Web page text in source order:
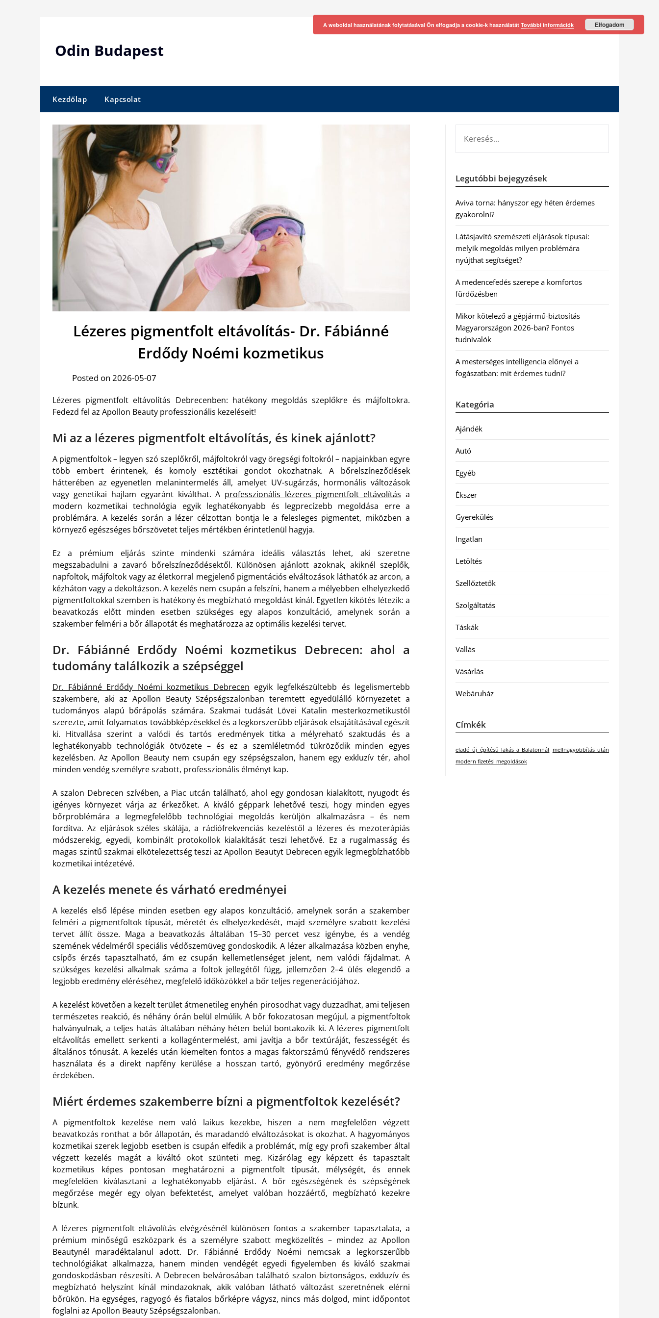
Odin Budapest
Kezdőlap Kapcsolat
Lézeres pigmentfolt eltávolítás- Dr. Fábiánné
Erdődy Noémi kozmetikus
Posted on 2026-05-07
Lézeres pigmentfolt eltávolítás Debrecenben: hatékony megoldás szeplőkre és májfoltokra.
Fedezd fel az Apollon Beauty professzionális kezeléseit!
Mi az a lézeres pigmentfolt eltávolítás, és kinek ajánlott?
A pigmentfoltok – legyen szó szeplőkről, májfoltokról vagy öregségi foltokról – napjainkban egyre
több embert érintenek, és komoly esztétikai gondot okozhatnak. A bőrelszíneződések
hátterében az egyenetlen melanintermelés áll, amelyet UV-sugárzás, hormonális változások
vagy genetikai hajlam egyaránt kiválthat. A professzionális lézeres pigmentfolt eltávolítás a
modern kozmetikai technológia egyik leghatékonyabb és legprecízebb megoldása erre a
problémára. A kezelés során a lézer célzottan bontja le a felesleges pigmentet, miközben a
környező egészséges bőrszövetet teljes mértékben érintetlenül hagyja.
Ez a prémium eljárás szinte mindenki számára ideális választás lehet, aki szeretne
megszabadulni a zavaró bőrelszíneződésektől. Különösen ajánlott azoknak, akiknél szeplők,
napfoltok, májfoltok vagy az életkorral megjelenő pigmentációs elváltozások láthatók az arcon, a
kézháton vagy a dekoltázson. A kezelés nem csupán a felszíni, hanem a mélyebben elhelyezkedő
pigmentfoltokkal szemben is hatékony és megbízható megoldást kínál. Egyetlen kikötés létezik: a
beavatkozás előtt minden esetben szükséges egy alapos konzultáció, amelynek során a
szakember felméri a bőr állapotát és meghatározza az optimális kezelési tervet.
Dr. Fábiánné Erdődy Noémi kozmetikus Debrecen: ahol a
tudomány találkozik a szépséggel
Dr. Fábiánné Erdődy Noémi kozmetikus Debrecen egyik legfelkészültebb és legelismertebb
szakembere, aki az Apollon Beauty Szépségszalonban teremtett egyedülálló környezetet a
tudományos alapú bőrápolás számára. Szakmai tudását Lövei Katalin mesterkozmetikustól
szerezte, amit folyamatos továbbképzésekkel és a legkorszerűbb eljárások elsajátításával egészít
ki. Hitvallása szerint a valódi és tartós eredmények titka a mélyreható szaktudás és a
leghatékonyabb technológiák ötvözete – és ez a szemléletmód tükröződik minden egyes
kezelésben. Az Apollon Beauty nem csupán egy szépségszalon, hanem egy exkluzív tér, ahol
minden vendég személyre szabott, professzionális élményt kap.
A szalon Debrecen szívében, a Piac utcán található, ahol egy gondosan kialakított, nyugodt és
igényes környezet várja az érkezőket. A kiváló géppark lehetővé teszi, hogy minden egyes
bőrproblémára a legmegfelelőbb technológiai megoldás kerüljön alkalmazásra – és nem
fordítva. Az eljárások széles skálája, a rádiófrekvenciás kezeléstől a lézeres és mezoterápiás
módszerekig, egyedi, kombinált protokollok kialakítását teszi lehetővé. Ez a rugalmasság és
magas szintű szakmai elkötelezettség teszi az Apollon Beautyt Debrecen egyik legmegbízhatóbb
kozmetikai intézetévé.
A kezelés menete és várható eredményei
A kezelés első lépése minden esetben egy alapos konzultáció, amelynek során a szakember
felméri a pigmentfoltok típusát, méretét és elhelyezkedését, majd személyre szabott kezelési
tervet állít össze. Maga a beavatkozás általában 15–30 percet vesz igénybe, és a vendég
szemének védelméről speciális védőszemüveg gondoskodik. A lézer alkalmazása közben enyhe,
csípős érzés tapasztalható, ám ez csupán kellemetlenséget jelent, nem valódi fájdalmat. A
szükséges kezelési alkalmak száma a foltok jellegétől függ, jellemzően 2–4 ülés elegendő a
legjobb eredmény eléréséhez, megfelelő időközökkel a bőr teljes regenerációjához.
A kezelést követően a kezelt terület átmenetileg enyhén pirosodhat vagy duzzadhat, ami teljesen
természetes reakció, és néhány órán belül elmúlik. A bőr fokozatosan megújul, a pigmentfoltok
halványulnak, a teljes hatás általában néhány héten belül bontakozik ki. A lézeres pigmentfolt
eltávolítás emellett serkenti a kollagéntermelést, ami javítja a bőr textúráját, feszességét és
általános tónusát. A kezelés után kiemelten fontos a magas faktorszámú fényvédő rendszeres
használata és a direkt napfény kerülése a hosszan tartó, gyönyörű eredmény megőrzése
érdekében.
Miért érdemes szakemberre bízni a pigmentfoltok kezelését?
A pigmentfoltok kezelése nem való laikus kezekbe, hiszen a nem megfelelően végzett
beavatkozás ronthat a bőr állapotán, és maradandó elváltozásokat is okozhat. A hagyományos
kozmetikai szerek legjobb esetben is csupán elfedik a problémát, míg egy profi szakember által
végzett kezelés magát a kiváltó okot szünteti meg. Kizárólag egy képzett és tapasztalt
kozmetikus képes pontosan meghatározni a pigmentfolt típusát, mélységét, és ennek
megfelelően kiválasztani a leghatékonyabb eljárást. A bőr egészségének és szépségének
megőrzése megér egy olyan befektetést, amelyet valóban hozzáértő, megbízható kezekre
bízunk.
A lézeres pigmentfolt eltávolítás elvégzésénél különösen fontos a szakember tapasztalata, a
prémium minőségű eszközpark és a személyre szabott megközelítés – mindez az Apollon
Beautynél maradéktalanul adott. Dr. Fábiánné Erdődy Noémi nemcsak a legkorszerűbb
technológiákat alkalmazza, hanem minden vendégét egyedi figyelemben és kiváló szakmai
gondoskodásban részesíti. A Debrecen belvárosában található szalon biztonságos, exkluzív és
megbízható helyszínt kínál mindazoknak, akik valóban látható változást szeretnének elérni
bőrükön. Ha egységes, ragyogó és fiatalos bőrképre vágysz, nincs más dolgod, mint időpontot
foglalni az Apollon Beauty Szépségszalonban.
Legutóbbi bejegyzések
Aviva torna: hányszor egy héten érdemes
gyakorolni?
Látásjavító szemészeti eljárások típusai:
melyik megoldás milyen problémára
nyújthat segítséget?
A medencefedés szerepe a komfortos
fürdőzésben
Mikor kötelező a gépjármű-biztosítás
Magyarországon 2026-ban? Fontos
tudnivalók
A mesterséges intelligencia előnyei a
fogászatban: mit érdemes tudni?
Kategória
Ajándék
Autó
Egyéb
Ékszer
Gyerekülés
Ingatlan
Letöltés
Szellőztetők
Szolgáltatás
Táskák
Vallás
Vásárlás
Webáruház
Címkék
eladó új építésű lakás a Balatonnál
mellnagyobbítás után
modern fizetési megoldások
A weboldal használatának folytatásával Ön elfogadja a cookie-k használatát További információk Elfogadom